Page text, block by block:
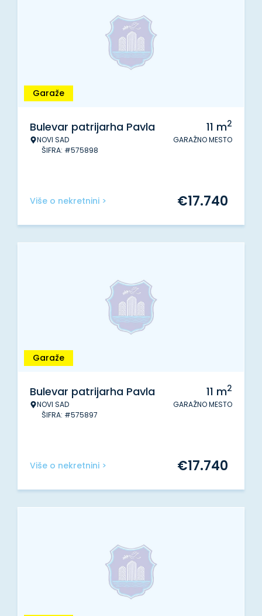
Garaže
Bulevar patrijarha Pavla
NOVI SAD
ŠIFRA: #575898
11 m2
GARAŽNO MESTO
Više o nekretnini > €17.740
Garaže
Bulevar patrijarha Pavla
NOVI SAD
ŠIFRA: #575897
11 m2
GARAŽNO MESTO
Više o nekretnini > €17.740